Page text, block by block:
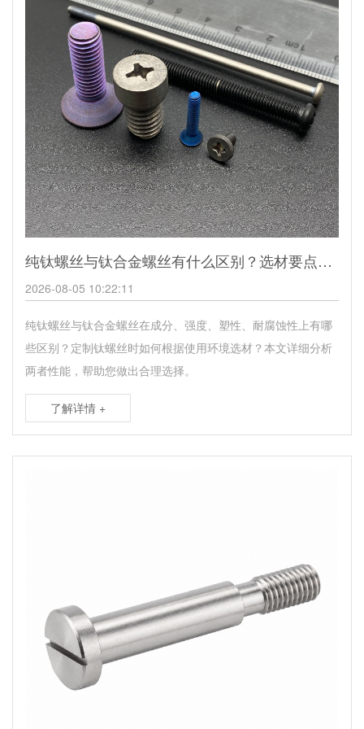
纯钛螺丝与钛合金螺丝有什么区别？选材要点与区别详解
2026-08-05 10:22:11
纯钛螺丝与钛合金螺丝在成分、强度、塑性、耐腐蚀性上有哪
些区别？定制钛螺丝时如何根据使用环境选材？本文详细分析
两者性能，帮助您做出合理选择。
了解详情 +